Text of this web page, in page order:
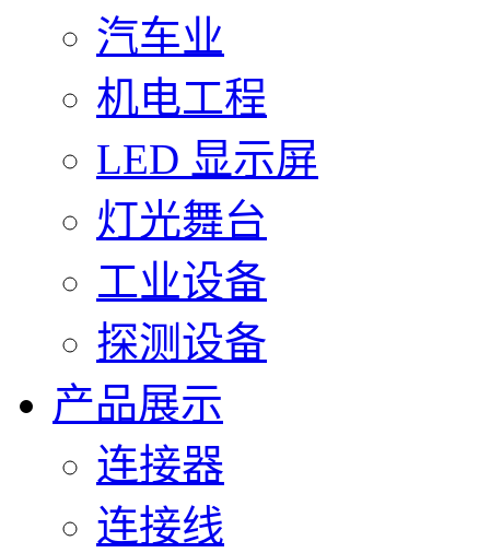
汽车业
机电工程
LED 显示屏
灯光舞台
工业设备
探测设备
产品展示
连接器
连接线